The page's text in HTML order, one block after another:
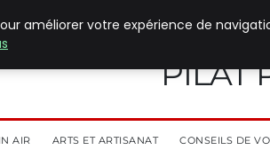
PILAT
AIR ARTS ET ARTISANAT CONSEILS DE
améliorer votre expérience de